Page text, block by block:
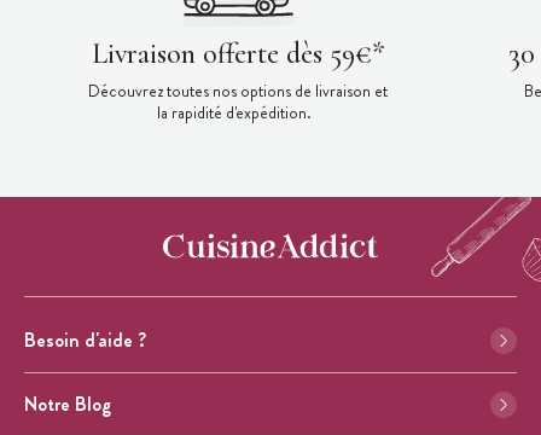
Livraison offerte dès 59€*
Découvrez toutes nos options de livraison et
la rapidité d'expédition.
Besoin d'aide ?
Notre Blog